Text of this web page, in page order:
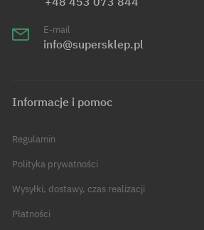
E-mail
info@supersklep.pl
Informacje i pomoc
Regulamin
Polityka prywatności
Wysyłki, dostawy, czas realizacji
Płatności